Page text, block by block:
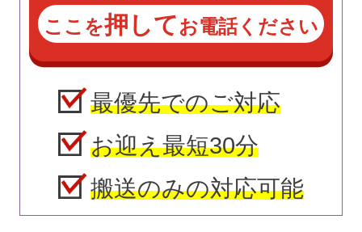
ここを押してお電話ください
最優先でのご対応
お迎え最短30分
搬送のみの対応可能